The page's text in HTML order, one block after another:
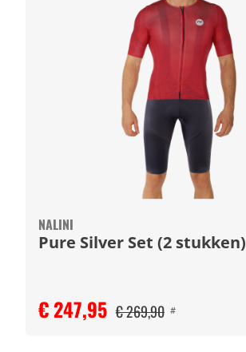
NALINI
Pure Silver Set (2 stukken)
€ 247,95 € 269,90 #